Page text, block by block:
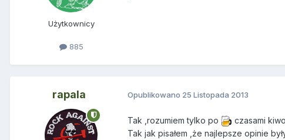
Użytkownicy
885
rapala Opublikowano 25 Listopada 2013
Tak ,rozumiem tylko po
czasami
Tak jak pisałem ,że najlepsze opinie